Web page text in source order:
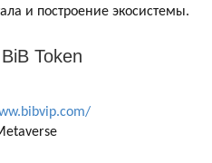
и построение экосистемы.
Token